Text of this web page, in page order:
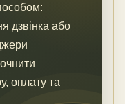
дзвінка або
оплату та